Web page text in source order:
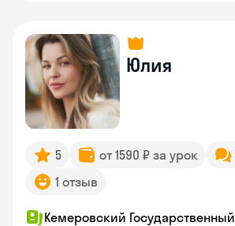
Юлия
5 от 1590 ₽ за урок
1 отзыв
Кемеровский Государственный